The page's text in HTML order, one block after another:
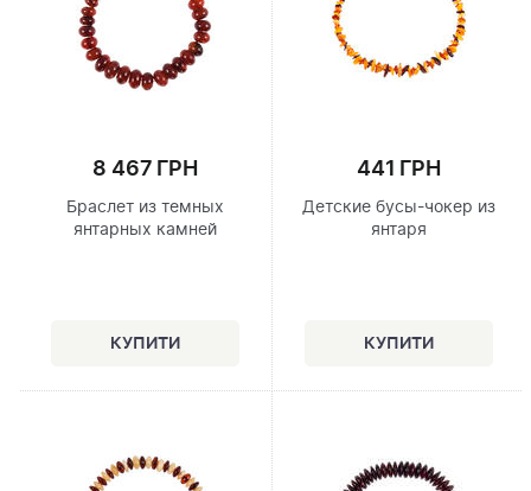
8 467 ГРН
Браслет из темных
янтарных камней
441 ГРН
Детские бусы-чокер из
янтаря